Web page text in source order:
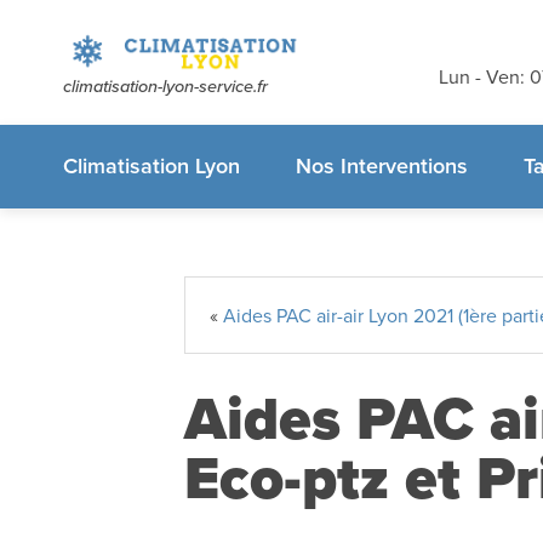
climatisation-lyon-service.fr Lun - Ven:
Climatisation Lyon Nos Interventions
gratuits
appelez-
« Aides PAC air-air Lyon 2021 (1ère
Aides PAC
Eco-ptz et